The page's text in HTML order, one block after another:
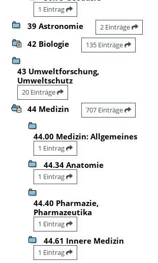
1 Eintrag
39 Astronomie 2 Einträge
42 Biologie 135 Einträge
43 Umweltforschung,
Umweltschutz
20 Einträge
44 Medizin 707 Einträge
44.00 Medizin: Allgemeines
1 Eintrag
44.34 Anatomie
1 Eintrag
44.40 Pharmazie,
Pharmazeutika
1 Eintrag
44.61 Innere Medizin
1 Eintrag